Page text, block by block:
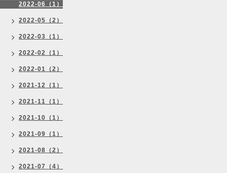
2022-06（1）
2022-05（2）
2022-03（1）
2022-02（1）
2022-01（2）
2021-12（1）
2021-11（1）
2021-10（1）
2021-09（1）
2021-08（2）
2021-07（4）